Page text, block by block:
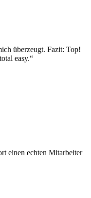
überzeugt. Fazit: Top!
easy.“
einen echten Mitarbeiter